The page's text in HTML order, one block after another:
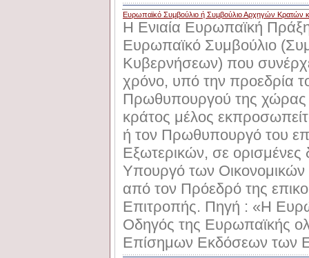
Ευρωπαϊκό Συμβούλιο ή Συμβούλιο Αρχηγών Κρατών
Η Ενιαία Ευρωπαϊκή
Ευρωπαϊκό Συμβούλιο
Κυβερνήσεων) που
χρόνο, υπό την προεδρία
Πρωθυπουργού της χώρας
κράτος μέλος
ή τον Πρωθυπουργό του
Εξωτερικών, σε ορισμένες
Υπουργό των
από τον Πρόεδρό της
Επιτροπής. Πηγή : «Η
Οδηγός της Ευρωπαϊκής
Επίσημων Εκδόσεων των